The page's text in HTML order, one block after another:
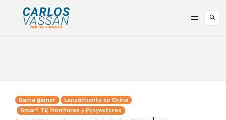
Gama gamer
Lanzamiento en China
Smart TV, Monitores y Proyectores